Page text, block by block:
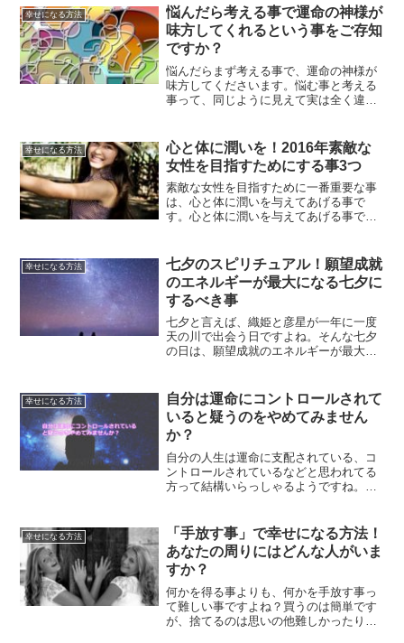
に起こる全ての事は変わっていくものな
のです。
幸せになる方法
悩んだら考える事で運命の神様が
味方してくれるという事をご存知
ですか？
悩んだらまず考える事で、運命の神様が
味方してくださいます。悩む事と考える
事って、同じように見えて実は全く違う
ばいいのかが分かるはずです。
幸せになる方法
心と体に潤いを！2016年素敵な
女性を目指すためにする事3つ
素敵な女性を目指すために一番重要な事
は、心と体に潤いを与えてあげる事で
す。心と体に潤いを与えてあげる事で、
事3点をご紹介させて頂きます。
幸せになる方法
七夕のスピリチュアル！願望成就
のエネルギーが最大になる七夕に
するべき事
七夕と言えば、織姫と彦星が一年に一度
天の川で出会う日ですよね。そんな七夕
の日は、願望成就のエネルギーが最大に
願い事について解説していきます。
幸せになる方法
自分は運命にコントロールされて
いると疑うのをやめてみません
か？
自分の人生は運命に支配されている、コ
ントロールされているなどと思われてる
方って結構いらっしゃるようですね。運
ついて、ご紹介していきます。
幸せになる方法
「手放す事」で幸せになる方法！
あなたの周りにはどんな人がいま
すか？
何かを得る事よりも、何かを手放す事っ
て難しい事ですよね？買うのは簡単です
が、捨てるのは思いの他難しかったりし